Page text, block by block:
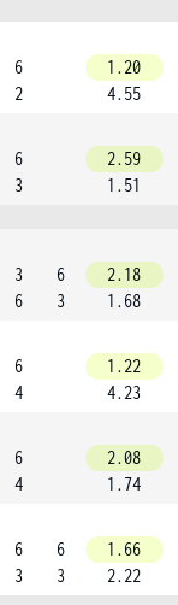
6
2
1.20
4.55
6
3
2.59
1.51
3
6
6
3
2.18
1.68
6
4
1.22
4.23
6
4
2.08
1.74
6
3
6
3
1.66
2.22